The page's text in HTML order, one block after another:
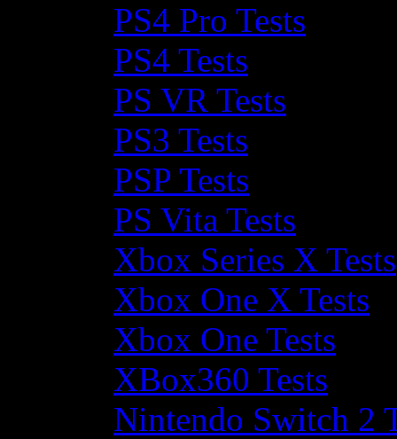
PS4 Pro Tests
PS4 Tests
PS VR Tests
PS3 Tests
PSP Tests
PS Vita Tests
Xbox Series X Tests
Xbox One X Tests
Xbox One Tests
XBox360 Tests
Nintendo Switch 2